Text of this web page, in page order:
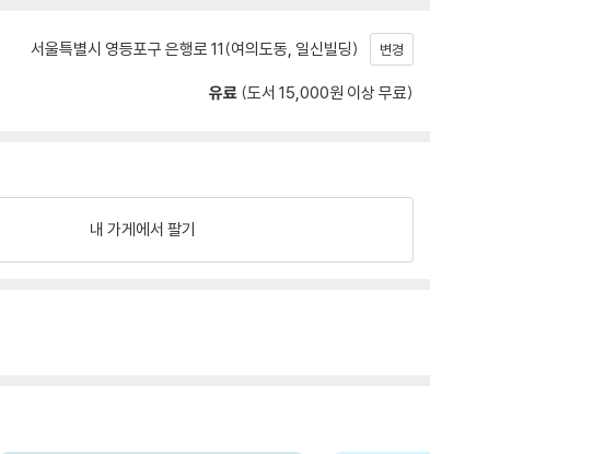
서울특별시 영등포구 은행로 11(여의도동, 일신빌딩) 변경
유료 (도서 15,000원 이상 무료)
내 가게에서 팔기